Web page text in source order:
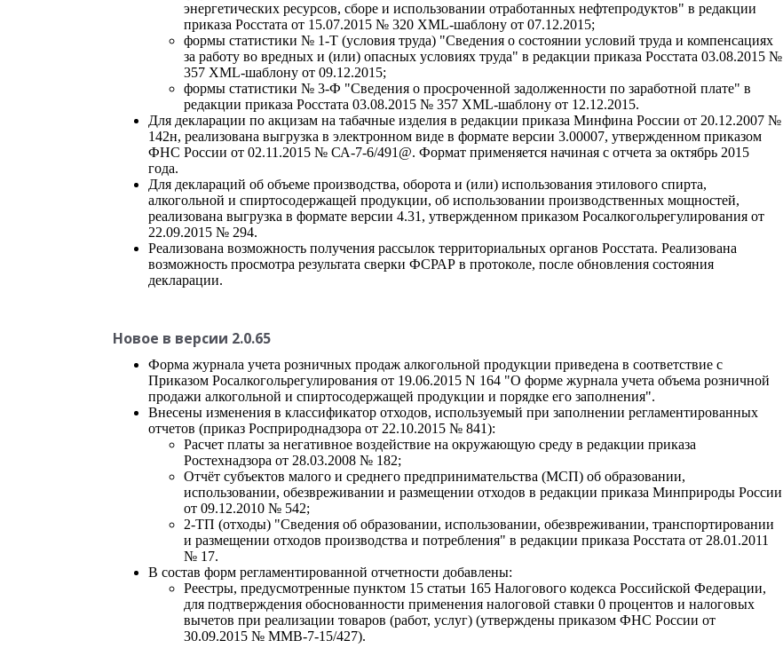
энергетических ресурсов, сборе и использовании отработанных нефтепродуктов" в редакции
приказа Росстата от 15.07.2015 № 320 XML-шаблону от 07.12.2015;
формы статистики № 1-Т (условия труда) "Сведения о состоянии условий труда и компенсациях
за работу во вредных и (или) опасных условиях труда" в редакции приказа Росстата 03.08.2015 №
357 XML-шаблону от 09.12.2015;
формы статистики № 3-Ф "Сведения о просроченной задолженности по заработной плате" в
редакции приказа Росстата 03.08.2015 № 357 XML-шаблону от 12.12.2015.
Для декларации по акцизам на табачные изделия в редакции приказа Минфина России от 20.12.2007 №
142н, реализована выгрузка в электронном виде в формате версии 3.00007, утвержденном приказом
ФНС России от 02.11.2015 № СА-7-6/491@. Формат применяется начиная с отчета за октябрь 2015
года.
Для деклараций об объеме производства, оборота и (или) использования этилового спирта,
алкогольной и спиртосодержащей продукции, об использовании производственных мощностей,
реализована выгрузка в формате версии 4.31, утвержденном приказом Росалкогольрегулирования от
22.09.2015 № 294.
Реализована возможность получения рассылок территориальных органов Росстата. Реализована
возможность просмотра результата сверки ФСРАР в протоколе, после обновления состояния
декларации.
Новое в версии 2.0.65
Форма журнала учета розничных продаж алкогольной продукции приведена в соответствие с
Приказом Росалкогольрегулирования от 19.06.2015 N 164 "О форме журнала учета объема розничной
продажи алкогольной и спиртосодержащей продукции и порядке его заполнения".
Внесены изменения в классификатор отходов, используемый при заполнении регламентированных
отчетов (приказ Росприроднадзора от 22.10.2015 № 841):
Расчет платы за негативное воздействие на окружающую среду в редакции приказа
Ростехнадзора от 28.03.2008 № 182;
Отчёт субъектов малого и среднего предпринимательства (МСП) об образовании,
использовании, обезвреживании и размещении отходов в редакции приказа Минприроды России
от 09.12.2010 № 542;
2-ТП (отходы) "Сведения об образовании, использовании, обезвреживании, транспортировании
и размещении отходов производства и потребления" в редакции приказа Росстата от 28.01.2011
№ 17.
В состав форм регламентированной отчетности добавлены:
Реестры, предусмотренные пунктом 15 статьи 165 Налогового кодекса Российской Федерации,
для подтверждения обоснованности применения налоговой ставки 0 процентов и налоговых
вычетов при реализации товаров (работ, услуг) (утверждены приказом ФНС России от
30.09.2015 № MMB-7-15/427).